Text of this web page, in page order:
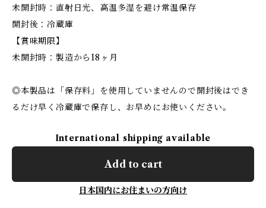
未開封時：直射日光、高温多湿を避け常温保存
開封後：冷蔵庫
【賞味期限】
未開封時：製造から18ヶ月
◎本製品は「保存料」を使用していませんので開封後はでき
るだけ早く冷蔵庫で保存し、お早めにお使いください。
International shipping available
Add to cart
日本国内にお住まいの方向け